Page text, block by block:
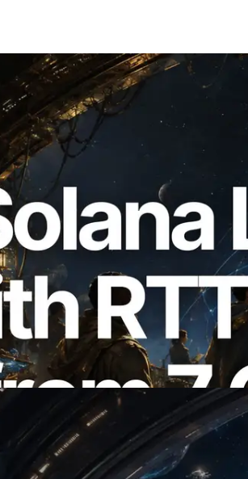
Solana Leader Slot
ping из 7 глобальных
запущен Validators